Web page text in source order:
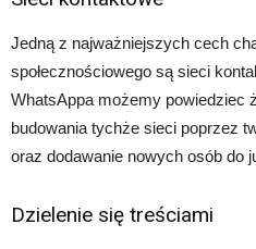
Jedną z najważniejszych cech
społecznościowego są sieci
WhatsAppa możemy powiedziec
budowania tychże sieci poprzez
oraz dodawanie nowych osób do
Dzielenie się treściami